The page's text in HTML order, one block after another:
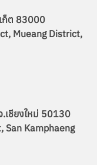
ก็ต 83000
Mueang District,
เชียงใหม่ 50130
San Kamphaeng